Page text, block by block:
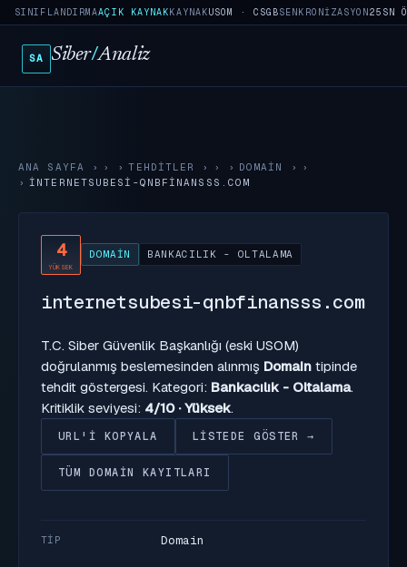
SINIFLANDIRMAAÇIK KAYNAKKAYNAKUSOM · CSGBSENKRONIZASYON25SN
SA Siber/Analiz
ANA SAYFA › TEHDITLER › DOMAIN
›
INTERNETSUBESI-QNBFINANSSS.COM
4
YÜKSEK
DOMAIN BANKACILIK - OLTALAMA
internetsubesi-qnbfinansss.com
T.C. Siber Güvenlik Başkanlığı (eski USOM)
doğrulanmış beslemesinden alınmış Domain tipinde
tehdit göstergesi. Kategori: Bankacılık - Oltalama.
Kritiklik seviyesi: 4/10 · Yüksek.
URL'I KOPYALA LISTEDE GÖSTER →
TÜM DOMAIN KAYITLARI
TIP Domain